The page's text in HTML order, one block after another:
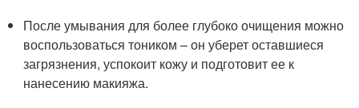
После умывания для более глубоко очищения можно
воспользоваться тоником – он уберет оставшиеся
загрязнения, успокоит кожу и подготовит ее к
нанесению макияжа.